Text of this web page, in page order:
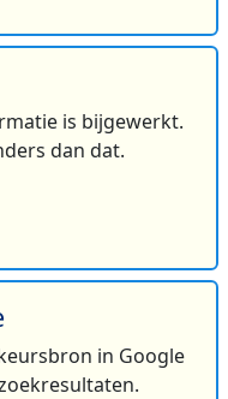
is bijgewerkt.
dan dat.
in Google